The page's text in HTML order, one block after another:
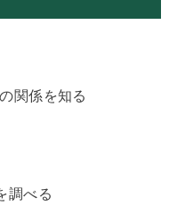
関係を知る
調べる